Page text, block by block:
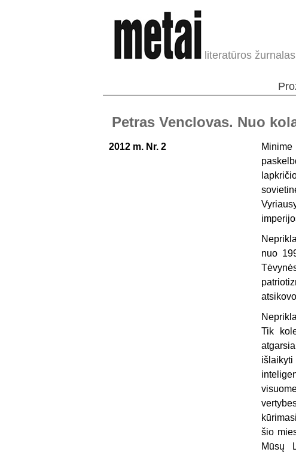
literatūros žurnalas
Petras Venclovas. Nuo
2012 m. Nr. 2
nuo
Tik
šio
Mūsų